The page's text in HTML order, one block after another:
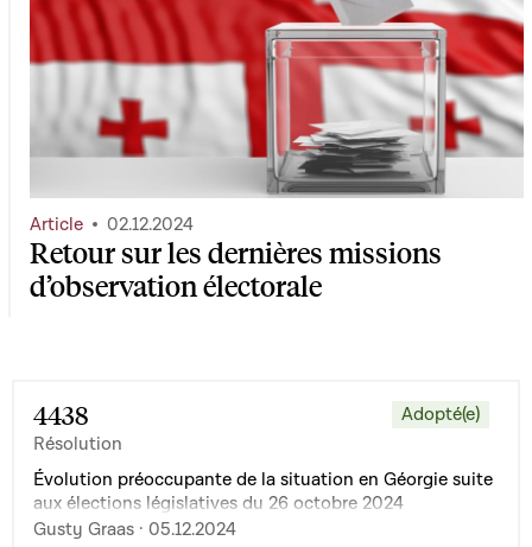
Retour sur les dernières missions
d’observation électorale
Article 02.12.2024
4438
Résolution
Adopté(e)
Évolution préoccupante de la situation en Géorgie suite
aux élections législatives du 26 octobre 2024
Gusty Graas · 05.12.2024